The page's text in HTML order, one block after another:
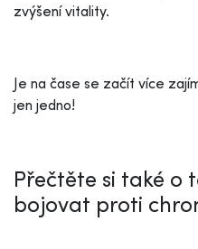
zvýšení vitality.
Je na čase se začít více
jen jedno!
Přečtěte si také o
bojovat proti